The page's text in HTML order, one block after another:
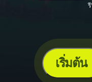
เริ่มต้น